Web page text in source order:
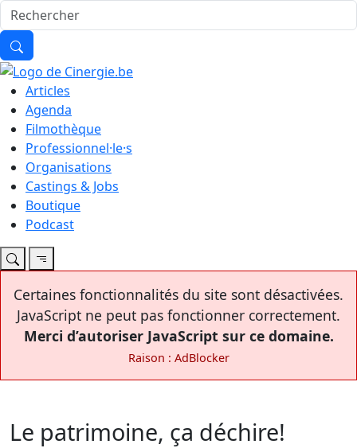
Articles
Agenda
Filmothèque
Professionnel·le·s
Organisations
Castings & Jobs
Boutique
Podcast
Certaines fonctionnalités du site sont désactivées.
JavaScript ne peut pas fonctionner correctement.
Merci d’autoriser JavaScript sur ce domaine.
Raison : AdBlocker
Le patrimoine, ça déchire!